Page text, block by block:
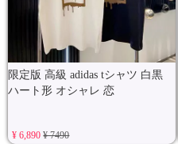
限定版 高級 adidas tシャツ 白黒
ハート形 オシャレ 恋
¥ 6,890¥ 7490